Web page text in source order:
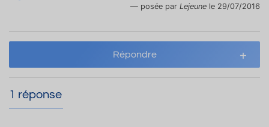
posée par Lejeune le 29/07/2016
Répondre
1 réponse